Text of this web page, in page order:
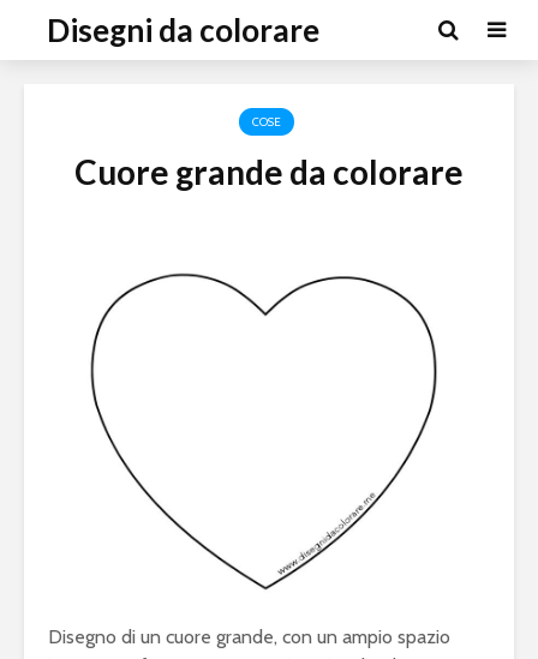
Disegni da colorare
COSE
Cuore grande da colorare
Disegno di un cuore grande, con un ampio spazio